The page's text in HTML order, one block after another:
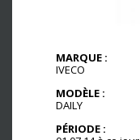
MARQUE :
IVECO
MODÈLE :
DAILY
PÉRIODE :